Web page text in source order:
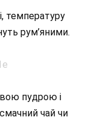
температуру
рум’яними.
пудрою і
чай чи